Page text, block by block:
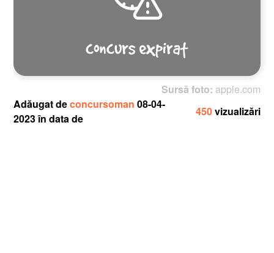
Sursă foto:apple.com
Adăugat deconcursoman08-04-
2023 în data de
450vizualizări